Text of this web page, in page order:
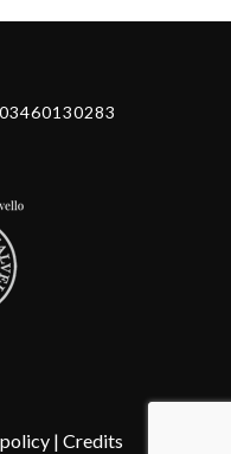
| Credits